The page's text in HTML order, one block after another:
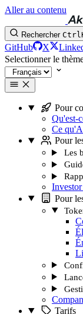
Aller au contenu
Rechercher Ctrl
GitHub X
Selectionner le
Pour
Qu'est-
Ce
Pour
Les
Pour
Tarifs